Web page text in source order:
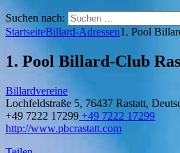
Suchen nach:
StartseiteBillard-Adressen1. Pool
1. Pool Billard-Club
Billardvereine
Lochfeldstraße 5, 76437 Rastatt,
+49 7222 17299 +49 7222 17299
http://www.pbcrastatt.com